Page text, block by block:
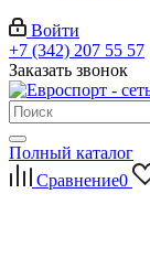
Войти
+7 (342) 207 55 57
Заказать звонок
Полный каталог
Сравнение0